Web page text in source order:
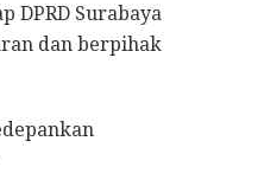
DPRD Surabaya
dan berpihak